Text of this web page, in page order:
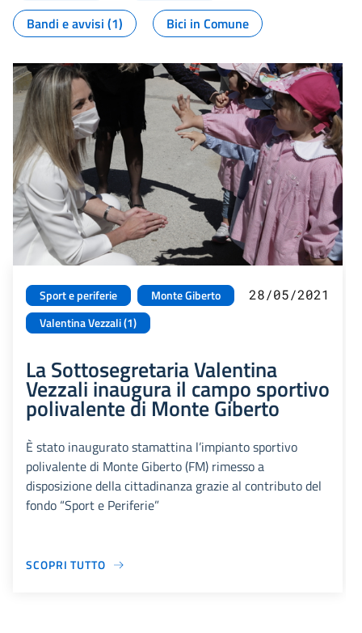
Bandi e avvisi (1)
Bici in Comune
Sport e periferie
Monte Giberto
Valentina Vezzali (1)
28/05/2021
La Sottosegretaria Valentina
Vezzali inaugura il campo sportivo
polivalente di Monte Giberto
È stato inaugurato stamattina l’impianto sportivo
polivalente di Monte Giberto (FM) rimesso a
disposizione della cittadinanza grazie al contributo del
fondo “Sport e Periferie”
SCOPRI TUTTO